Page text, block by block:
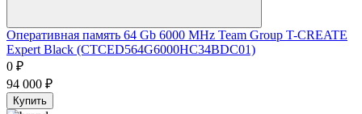
Оперативная память 64 Gb 6000 MHz Team Group T-CREATE
Expert Black (CTCED564G6000HC34BDC01)
0 ₽
94 000 ₽
Купить